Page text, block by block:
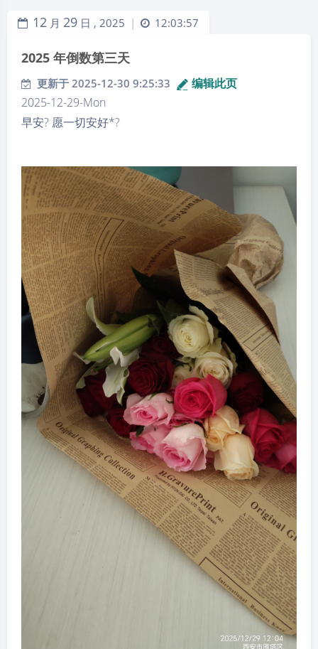
13:55 天气很冷，鹅毛大雪。早上呢，衣服淋湿，
这就是北方与其他南方城市不同的地方。
13:56 做事呢尽可能简明扼要，说话也是一样，简
洁。毕竟用这个豆包的输入法确实不错，打字和
沟通输入效率大大提升，准确率没的说，
Number one。
12 月 29 日 , 2025 | 12:03:57
2025 年倒数第三天
更新于 2025-12-30 9:25:33
编辑此页
2025-12-29-Mon
早安? 愿一切安好*?